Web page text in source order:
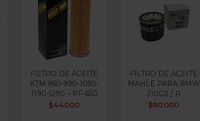
FILTRO DE ACEITE
KTM 950-990-1050-
1190-1290 – PF-650
$44.000
FILTRO DE ACEITE
MAHLE PARA BMW
310GS / R
$80.000